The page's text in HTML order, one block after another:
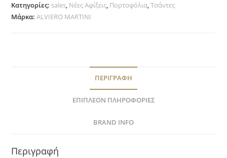
Κατηγορίες: sales, Νέες Αφίξεις, Πορτοφόλια,Τσάντες
Μάρκα:ALVIERO MARTINI
ΠΕΡΙΓΡΑΦΉ
ΕΠΙΠΛΈΟΝ ΠΛΗΡΟΦΟΡΊΕΣ
BRAND INFO
Περιγραφή